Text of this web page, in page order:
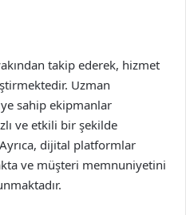
takip ederek, hizmet
Uzman
sahip ekipmanlar
ve etkili bir şekilde
dijital platformlar
ve müşteri memnuniyetini